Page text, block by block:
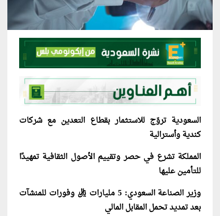
السعودية تروّج للاستثمار بقطاع التعدين مع شركات
كندية وأسترالية
المملكة تشرع في حصر وتقييم الأصول الثقافية تمهيدًا
للتأمين عليها
وزير الصناعة السعودي: 5 مليارات ريال وفورات للمنشآت
بعد تمديد تحمل المقابل المالي